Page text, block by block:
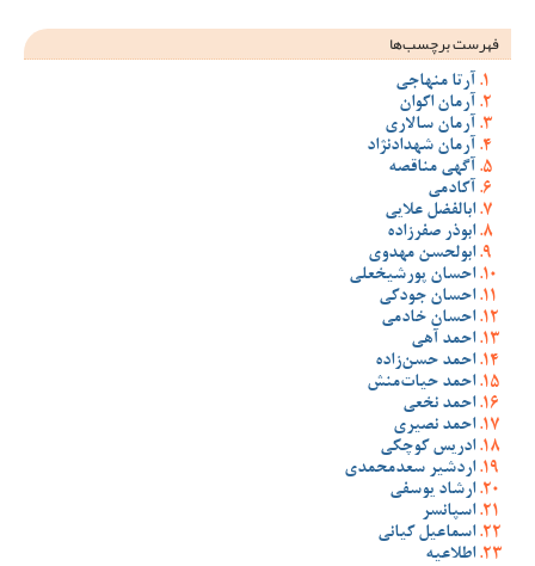
فهرست برچسب‌ها
آرتا منهاجی
آرمان اکوان
آرمان سالاری
آرمان شهدادنژاد
آگهی مناقصه
آکادمی
ابالفضل علایی
ابوذر صفرزاده
ابولحسن مهدوی
احسان پورشیخعلی
احسان جودکی
احسان خادمی
احمد آهی
احمد حسن‌زاده
احمد حیات‌منش
احمد نخعی
احمد نصیری
ادریس کوچکی
اردشیر سعدمحمدی
ارشاد یوسفی
اسپانسر
اسماعیل کیانی
اطلاعیه